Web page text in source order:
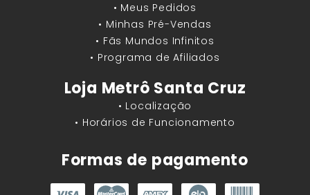
• Meus Pedidos
• Minhas Pré-Vendas
• Fãs Mundos Infinitos
• Programa de Afiliados
Loja Metrô Santa Cruz
• Localização
• Horários de Funcionamento
Formas de pagamento